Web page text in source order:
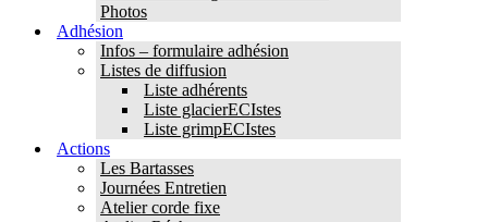
Photos
Adhésion
Infos – formulaire adhésion
Listes de diffusion
Liste adhérents
Liste glacierECIstes
Liste grimpECIstes
Actions
Les Bartasses
Journées Entretien
Atelier corde fixe